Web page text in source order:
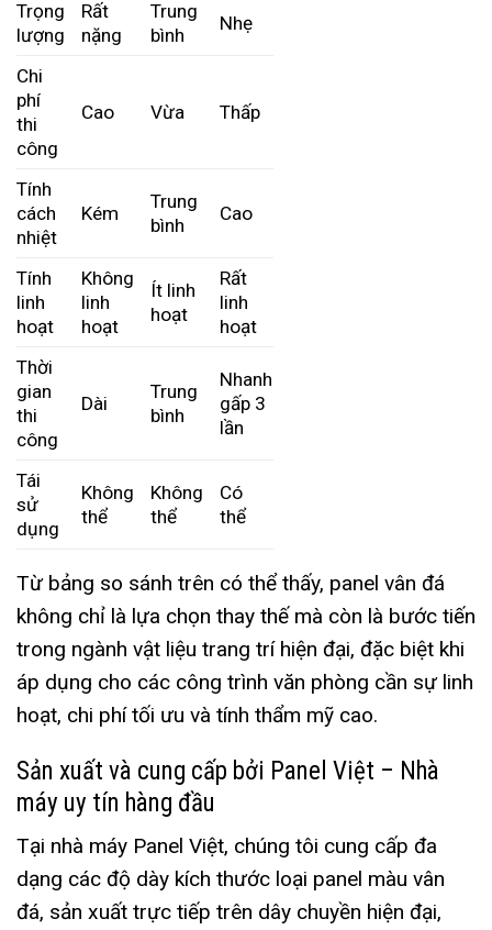
Trọng
lượng
Rất
nặng
Trung
bình
Nhẹ
Chi
phí
thi
công
Cao Vừa Thấp
Tính
cách
nhiệt
Kém
Trung
bình
Cao
Tính
linh
hoạt
Không
linh
hoạt
Ít linh
hoạt
Rất
linh
hoạt
Thời
gian
thi
công
Dài
Trung
bình
Nhanh
gấp 3
lần
Tái
sử
dụng
Không
thể
Không
thể
Có
thể
Từ bảng so sánh trên có thể thấy, panel vân đá
không chỉ là lựa chọn thay thế mà còn là bước tiến
trong ngành vật liệu trang trí hiện đại, đặc biệt khi
áp dụng cho các công trình văn phòng cần sự linh
hoạt, chi phí tối ưu và tính thẩm mỹ cao.
Sản xuất và cung cấp bởi Panel Việt – Nhà
máy uy tín hàng đầu
Tại nhà máy Panel Việt, chúng tôi cung cấp đa
dạng các độ dày kích thước loại panel màu vân
đá, sản xuất trực tiếp trên dây chuyền hiện đại,